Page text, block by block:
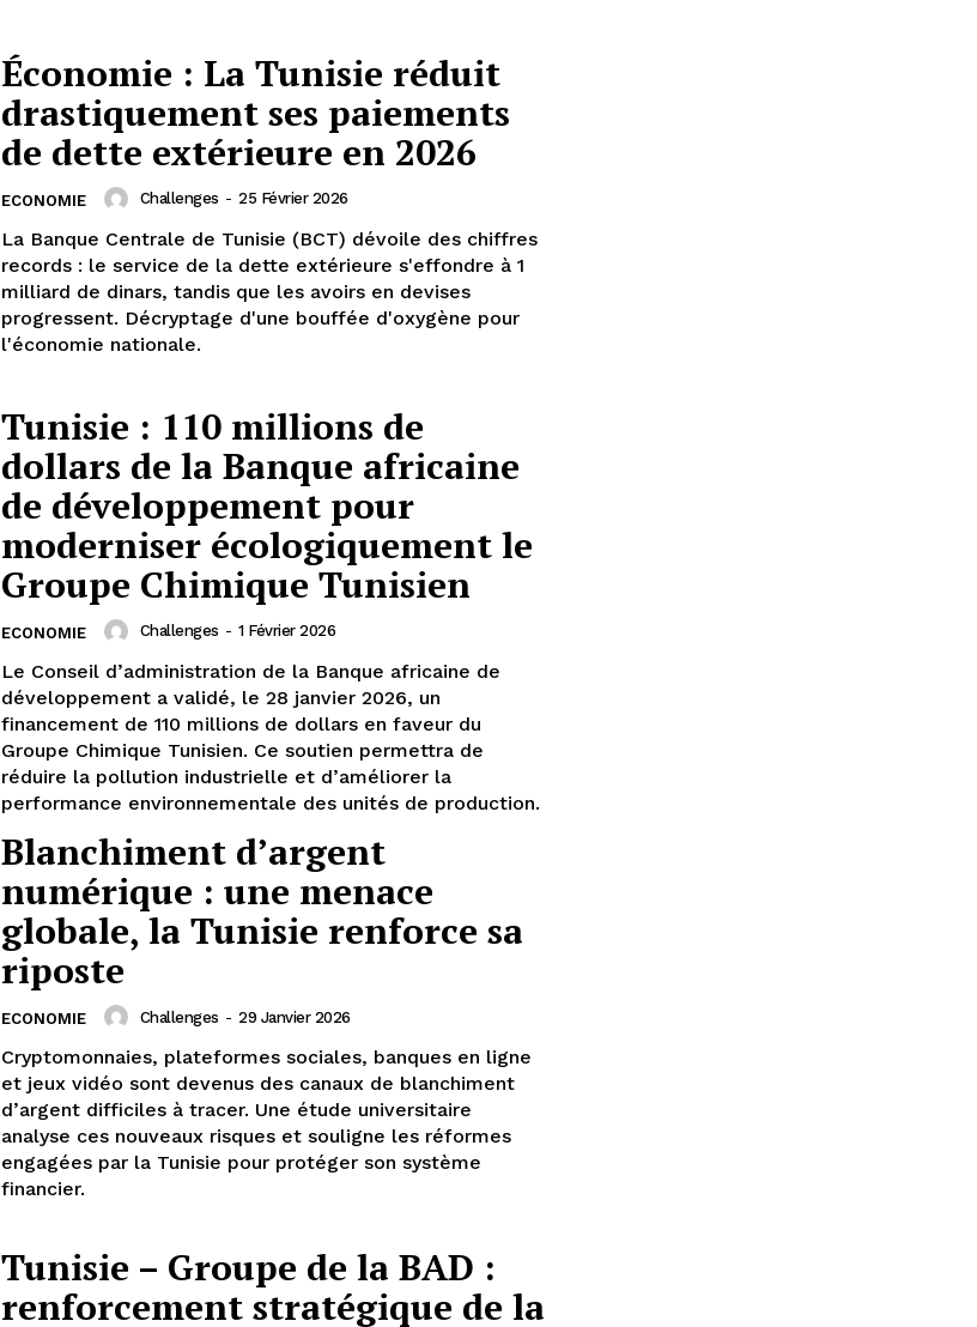
Économie : La Tunisie réduit
drastiquement ses paiements
de dette extérieure en 2026
ECONOMIE Challenges - 25 Février 2026
La Banque Centrale de Tunisie (BCT) dévoile des chiffres
records : le service de la dette extérieure s'effondre à 1
milliard de dinars, tandis que les avoirs en devises
progressent. Décryptage d'une bouffée d'oxygène pour
l'économie nationale.
Tunisie : 110 millions de
dollars de la Banque africaine
de développement pour
moderniser écologiquement le
Groupe Chimique Tunisien
ECONOMIE Challenges - 1 Février 2026
Le Conseil d’administration de la Banque africaine de
développement a validé, le 28 janvier 2026, un
financement de 110 millions de dollars en faveur du
Groupe Chimique Tunisien. Ce soutien permettra de
réduire la pollution industrielle et d’améliorer la
performance environnementale des unités de production.
Blanchiment d’argent
numérique : une menace
globale, la Tunisie renforce sa
riposte
ECONOMIE Challenges - 29 Janvier 2026
Cryptomonnaies, plateformes sociales, banques en ligne
et jeux vidéo sont devenus des canaux de blanchiment
d’argent difficiles à tracer. Une étude universitaire
analyse ces nouveaux risques et souligne les réformes
engagées par la Tunisie pour protéger son système
financier.
Tunisie – Groupe de la BAD :
renforcement stratégique de la